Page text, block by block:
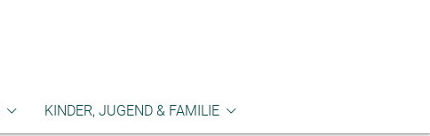
KINDER, JUGEND & FAMILIE